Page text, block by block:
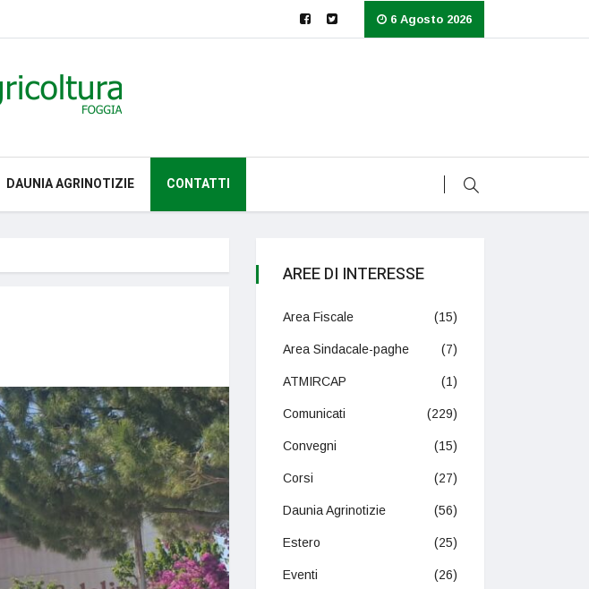
6 Agosto 2026
DAUNIA AGRINOTIZIE CONTATTI
AREE DI INTERESSE
Area Fiscale (15)
Area Sindacale-paghe (7)
ATMIRCAP (1)
Comunicati (229)
Convegni (15)
Corsi (27)
Daunia Agrinotizie (56)
Estero (25)
Eventi (26)